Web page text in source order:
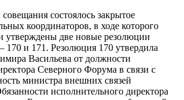
состоялось закрытое
координаторов, в ходе которого
утверждены две новые резолюции
170 и 171. Резолюция 170 утвердила
Васильева от должности
Северного Форума в связи с
министра внешних связей
исполнительного директора